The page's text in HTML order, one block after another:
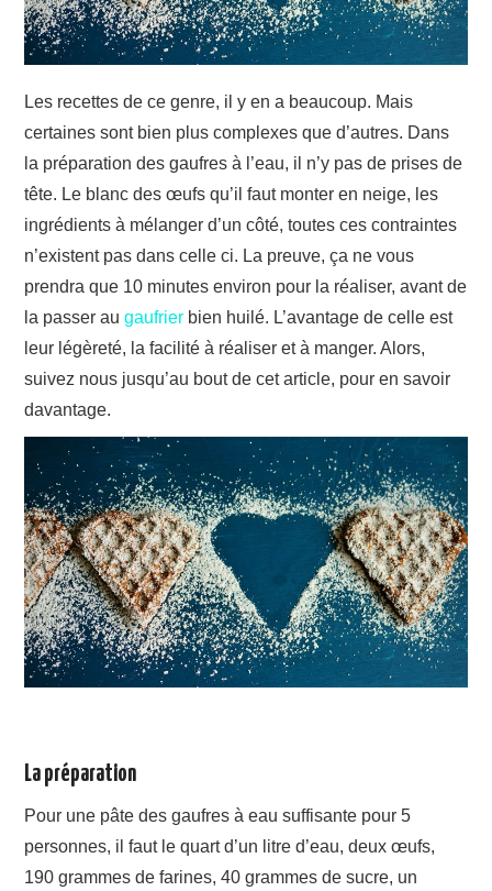
DÉMÉNAGEMENT
Les recettes de ce genre, il y en a beaucoup. Mais
certaines sont bien plus complexes que d’autres. Dans
la préparation des gaufres à l’eau, il n’y pas de prises de
tête. Le blanc des œufs qu’il faut monter en neige, les
ingrédients à mélanger d’un côté, toutes ces contraintes
n’existent pas dans celle ci. La preuve, ça ne vous
prendra que 10 minutes environ pour la réaliser, avant de
la passer augaufrier bien huilé. L’avantage de celle est
leur légèreté, la facilité à réaliser et à manger. Alors,
suivez nous jusqu’au bout de cet article, pour en savoir
davantage.
La préparation
Pour une pâte des gaufres à eau suffisante pour 5
personnes, il faut le quart d’un litre d’eau, deux œufs,
190 grammes de farines, 40 grammes de sucre, un